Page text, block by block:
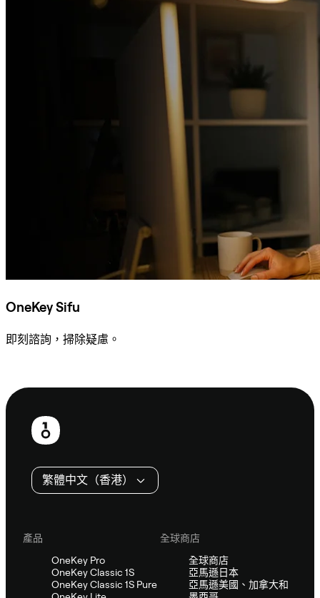
OneKey Sifu
即刻諮詢，掃除疑慮。
頁
繁體中文（香港）
產品
OneKey Pro
OneKey Classic 1S
OneKey Classic 1S Pure
全球商店
全球商店
亞馬遜日本
亞馬遜美國、加拿大和